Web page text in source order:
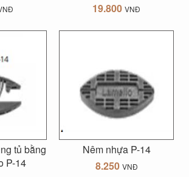
19.800 VNĐ
tủ bằng
P-14
Nêm nhựa P-14
8.250 VNĐ